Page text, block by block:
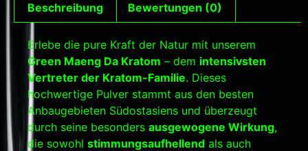
Beschreibung Bewertungen (0)
Erlebe die pure Kraft der Natur mit unserem
Green Maeng Da Kratom – dem intensivsten
Vertreter der Kratom-Familie. Dieses
hochwertige Pulver stammt aus den besten
Anbaugebieten Südostasiens und überzeugt
durch seine besonders ausgewogene Wirkung,
die sowohl stimmungsaufhellend als auch